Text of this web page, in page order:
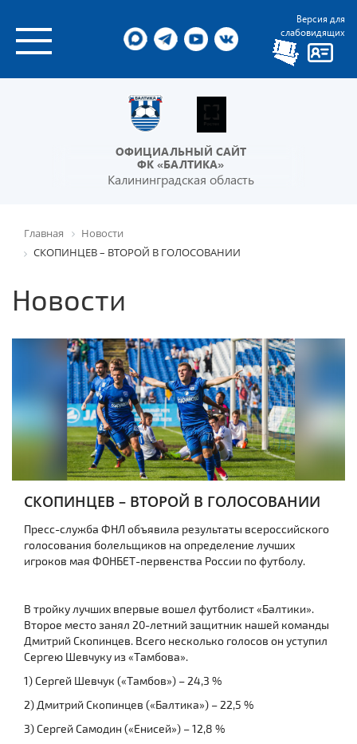
Версия для
слабовидящих
ОФИЦИАЛЬНЫЙ САЙТ
ФК «БАЛТИКА»
Калининградская область
Главная
Новости
СКОПИНЦЕВ – ВТОРОЙ В ГОЛОСОВАНИИ
Новости
СКОПИНЦЕВ – ВТОРОЙ В ГОЛОСОВАНИИ
Пресс-служба ФНЛ объявила результаты всероссийского
голосования болельщиков на определение лучших
игроков мая ФОНБЕТ-первенства России по футболу.
В тройку лучших впервые вошел футболист «Балтики».
Второе место занял 20-летний защитник нашей команды
Дмитрий Скопинцев. Всего несколько голосов он уступил
Сергею Шевчуку из «Тамбова».
1) Сергей Шевчук («Тамбов») – 24,3 %
2) Дмитрий Скопинцев («Балтика») – 22,5 %
3) Сергей Самодин («Енисей») – 12,8 %